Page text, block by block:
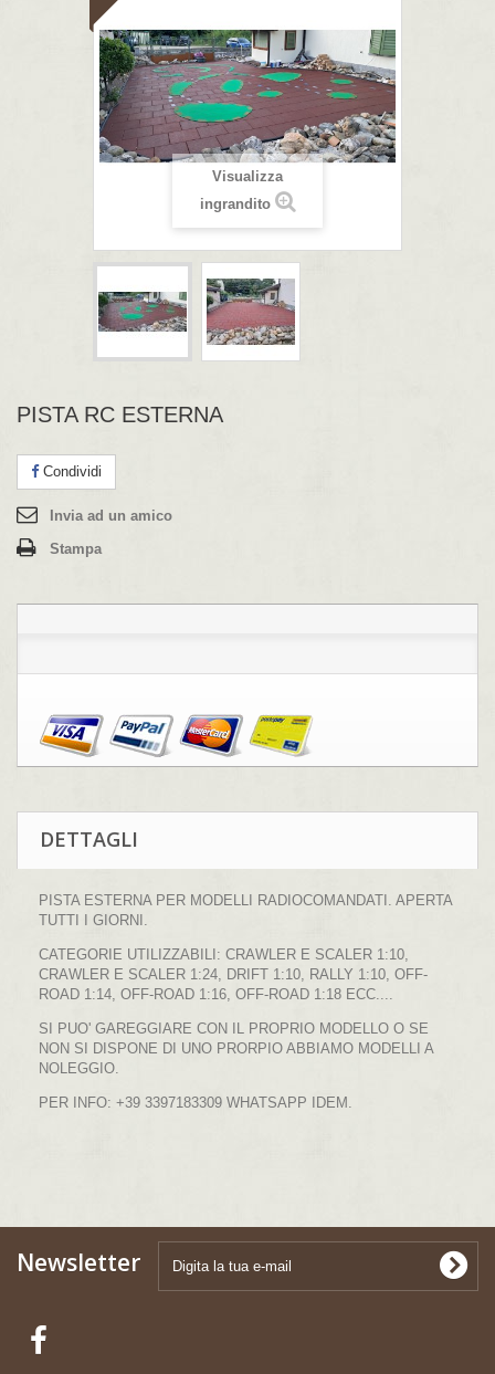
Visualizza
ingrandito
PISTA RC ESTERNA
Condividi
Invia ad un amico
Stampa
DETTAGLI
PISTA ESTERNA PER MODELLI RADIOCOMANDATI. APERTA
TUTTI I GIORNI.
CATEGORIE UTILIZZABILI: CRAWLER E SCALER 1:10,
CRAWLER E SCALER 1:24, DRIFT 1:10, RALLY 1:10, OFF-
ROAD 1:14, OFF-ROAD 1:16, OFF-ROAD 1:18 ECC....
SI PUO' GAREGGIARE CON IL PROPRIO MODELLO O SE
NON SI DISPONE DI UNO PRORPIO ABBIAMO MODELLI A
NOLEGGIO.
PER INFO: +39 3397183309 WHATSAPP IDEM.
Newsletter